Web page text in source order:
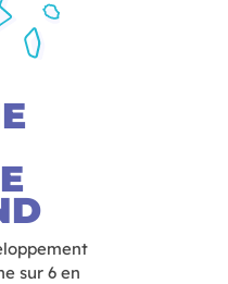
sur 6 en